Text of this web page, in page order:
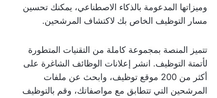
وميزاتها المدعومة بالذكاء الاصطناعي، يمكنك تحسين
مسار التوظيف الخاص بك لاكتشاف المرشحين.
تتميز المنصة بمجموعة كاملة من التقنيات المتطورة
لأتمتة التوظيف. انشر إعلانات الوظائف الشاغرة على
أكثر من 200 موقع توظيف، وابحث عن ملفات
المرشحين التي تتطابق مع مواصفاتك، وقم بالتوظيف